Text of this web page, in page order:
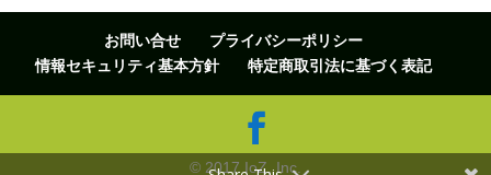
お問い合せ
プライバシーポリシー
情報セキュリティ基本方針
特定商取引法に基づく表記
© 2017 IoZ, Inc.